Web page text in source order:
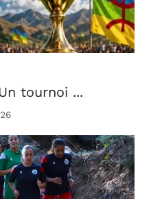
tournoi ...